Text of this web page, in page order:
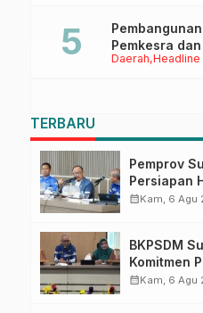
Daerah Headline
Pemkesra
Sulbar Tinjau
TERBARU
Pemprov
Persiapan
Upacara di
calendar_monthKam, 6 Agu
BKPSDM
Komitmen
Kompetensi
calendar_monthKam, 6 Agu